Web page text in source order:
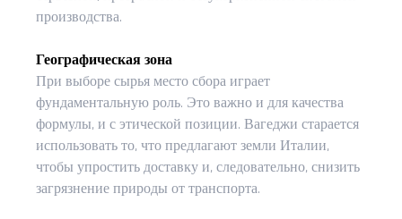
производства.
Географическая зона
При выборе сырья место сбора играет
фундаментальную роль. Это важно и для качества
формулы, и с этической позиции. Вагеджи старается
использовать то, что предлагают земли Италии,
чтобы упростить доставку и, следовательно, снизить
загрязнение природы от транспорта.